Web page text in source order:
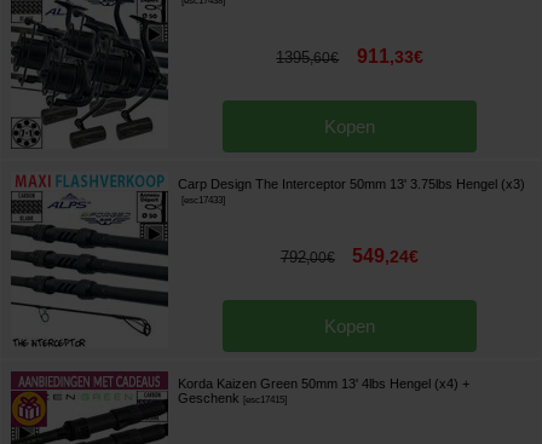
1395,60€ 911,33€
Kopen
Carp Design The Interceptor 50mm 13' 3.75lbs Hengel (x3)
[esc17433]
792,00€ 549,24€
Kopen
Korda Kaizen Green 50mm 13' 4lbs Hengel (x4) +
Geschenk
[esc17415]